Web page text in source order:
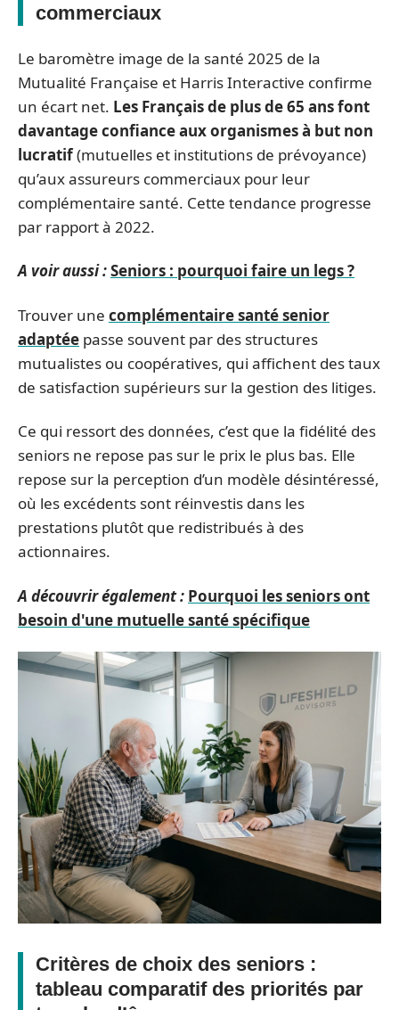
commerciaux
Le baromètre image de la santé 2025 de la
Mutualité Française et Harris Interactive confirme
un écart net. Les Français de plus de 65 ans font
davantage confiance aux organismes à but non
lucratif(mutuelles et institutions de prévoyance)
qu’aux assureurs commerciaux pour leur
complémentaire santé. Cette tendance progresse
par rapport à 2022.
A voir aussi :Seniors : pourquoi faire un legs ?
Trouver une complémentaire santé senior
adaptée passe souvent par des structures
mutualistes ou coopératives, qui affichent des taux
de satisfaction supérieurs sur la gestion des litiges.
Ce qui ressort des données, c’est que la fidélité des
seniors ne repose pas sur le prix le plus bas. Elle
repose sur la perception d’un modèle désintéressé,
où les excédents sont réinvestis dans les
prestations plutôt que redistribués à des
actionnaires.
A découvrir également : Pourquoi les seniors ont
besoin d'une mutuelle santé spécifique
Critères de choix des seniors :
tableau comparatif des priorités par